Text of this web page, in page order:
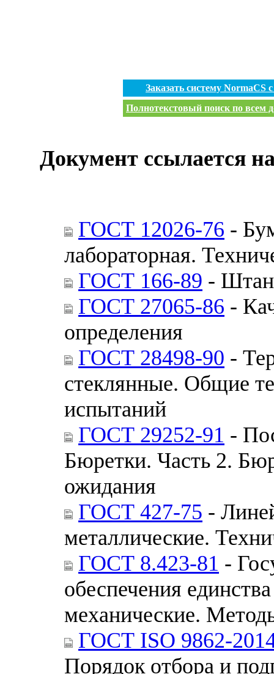
Заказать систему
Полнотекстовый поиск по всем
Документ ссылается
ГОСТ 12026-76 -
лабораторная.
ГОСТ 166-89 -
ГОСТ 27065-86 -
определения
ГОСТ 28498-90 -
стеклянные. Общие
испытаний
ГОСТ 29252-91 -
Бюретки. Часть 2.
ожидания
ГОСТ 427-75 -
металлические.
ГОСТ 8.423-81 -
обеспечения
механические.
ГОСТ ISO 9862-
Порядок отбора и